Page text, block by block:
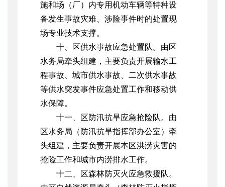
施和场（厂）内专用机动车辆等特种设
备发生事故灾难、涉险事件时的处置现
场专业技术支撑。
十、区供水事故应急处置队。由区
水务局牵头组建，主要负责开展输水工
程事故、城市供水事故、二次供水事故
等供水突发事件应急处置工作和移动供
水保障。
十一、区防汛抗旱应急抢险队。由
区水务局（防汛抗旱指挥部办公室）牵
头组建，主要负责开展本区洪涝灾害的
抢险工作和城市内涝排水工作。
十二、区森林防灭火应急救援队。